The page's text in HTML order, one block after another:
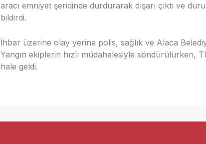
aracı emniyet şeridinde durdurarak dışarı çıktı ve
bildirdi.
İhbar üzerine olay yerine polis, sağlık ve Alaca
Yangın ekiplerin hızlı müdahalesiyle söndürülürken,
hale geldi.